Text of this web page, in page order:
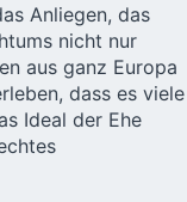
Anliegen, das
nicht nur
aus ganz Europa
dass es viele
Ideal der Ehe